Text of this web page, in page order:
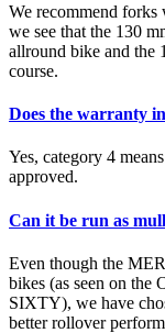
We recommend forks
we see that the 130
allround bike and the
course.
Does the warranty
Yes, category 4
approved.
Can it be run as
Even though the
bikes (as seen on
SIXTY), we have
better rollover